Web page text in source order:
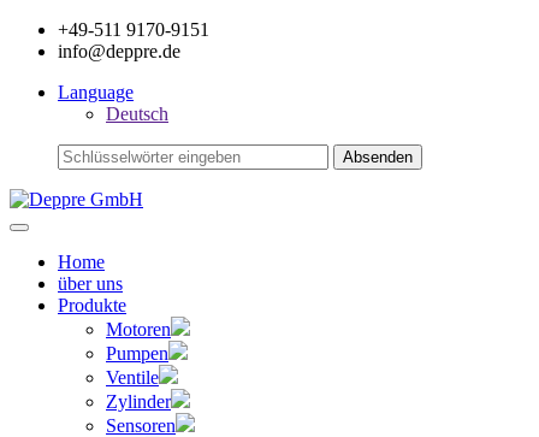
+49-511 9170-9151
info@deppre.de
Language
Deutsch
Home
über uns
Produkte
Motoren
Pumpen
Ventile
Zylinder
Sensoren